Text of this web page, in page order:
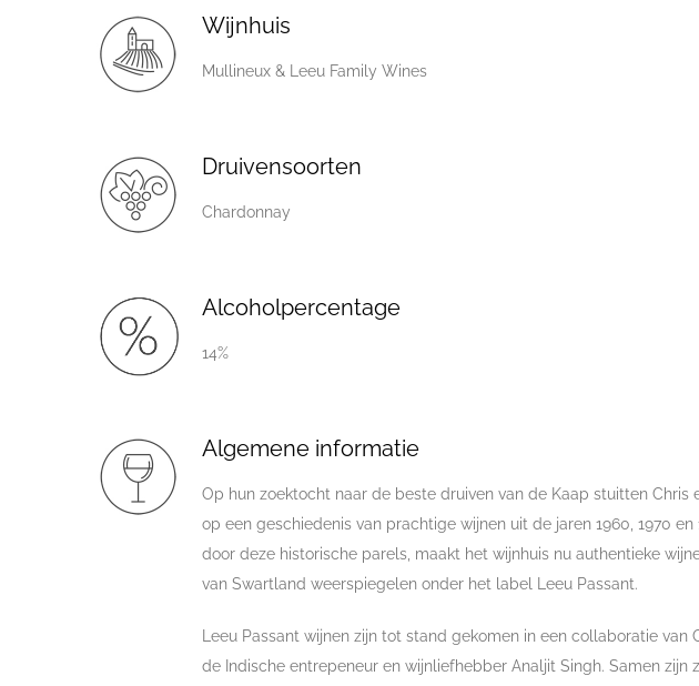
Wijnhuis
Mullineux & Leeu Family Wines
Druivensoorten
Chardonnay
Alcoholpercentage
14%
Algemene informatie
Op hun zoektocht naar de beste druiven van de Kaap stuitten Chris
op een geschiedenis van prachtige wijnen uit de jaren 1960, 1970 en
door deze historische parels, maakt het wijnhuis nu authentieke
van Swartland weerspiegelen onder het label Leeu Passant.
Leeu Passant wijnen zijn tot stand gekomen in een collaboratie van
de Indische entrepeneur en wijnliefhebber Analjit Singh. Samen zijn